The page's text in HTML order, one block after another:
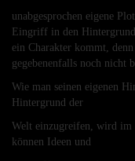
unabgesprochen eigene
Eingriff in den
ein Charakter kommt,
gegebenenfalls noch nicht
Wie man seinen eigenen
Hintergrund der
Welt einzugreifen, wird im
können Ideen und